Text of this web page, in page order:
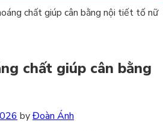
chất giúp cân bằng nội tiết tố nữ
chất giúp cân bằng
byĐoàn Ánh